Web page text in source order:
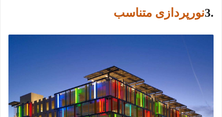
3.نورپردازی متناسب